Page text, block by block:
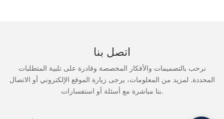
اتصل بنا
نرحب بالتصميمات والأفكار المخصصة وقادرة على تلبية المتطلبات
المحددة. لمزيد من المعلومات، يرجى زيارة الموقع الإلكتروني أو الاتصال
بنا مباشرة مع أسئلة أو استفسارات.